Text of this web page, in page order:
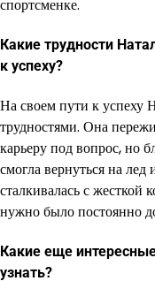
спортсменке.
Какие трудности
к успеху?
На своем пути к успеху
трудностями. Она
карьеру под вопрос, но
смогла вернуться на
сталкивалась с жесткой
нужно было постоянно
Какие еще
узнать?